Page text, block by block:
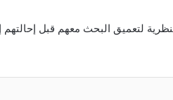
لتعميق البحث معهم قبل إحالتهم